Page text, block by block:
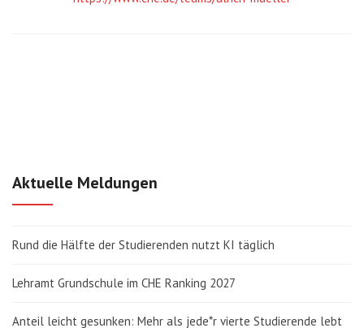
Aktuelle Meldungen
Rund die Hälfte der Studierenden nutzt KI täglich
Lehramt Grundschule im CHE Ranking 2027
Anteil leicht gesunken: Mehr als jede*r vierte Studierende lebt